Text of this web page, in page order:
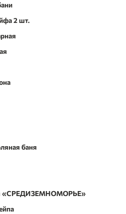
2 шт.
баня
«СРЕДИЗЕМНОМОРЬЕ»